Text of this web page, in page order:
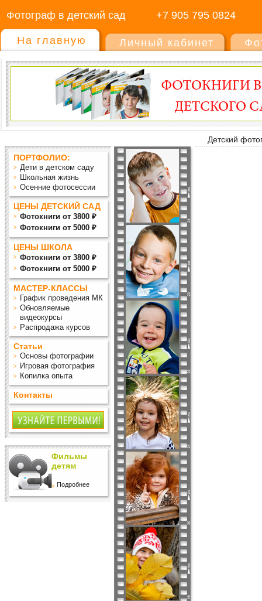
Фотограф в детский сад +7 905 795 0824
На главную Личный кабинет
Детский
ПОРТФОЛИО:
Дети в детском саду
Школьная жизнь
Осенние фотосессии
ЦЕНЫ ДЕТСКИЙ САД
Фотокниги от 3800 ₽
Фотокниги от 5000 ₽
ЦЕНЫ ШКОЛА
Фотокниги от 3800 ₽
Фотокниги от 5000 ₽
МАСТЕР-КЛАССЫ
График проведения МК
Обновляемые
видеокурсы
Распродажа курсов
Статьи
Основы фотографии
Игровая фотография
Копилка опыта
Контакты
Фильмы
детям
Подробнее